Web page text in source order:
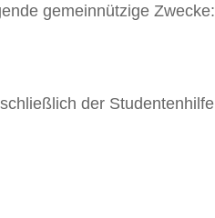
gemeinnützige Zwecke:
der Studentenhilfe